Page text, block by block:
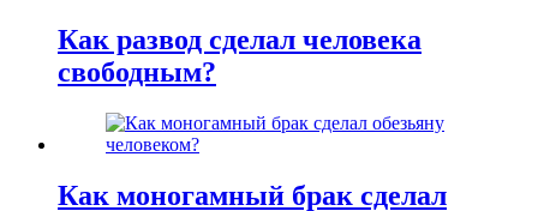
Как развод сделал человека
свободным?
Как моногамный брак сделал